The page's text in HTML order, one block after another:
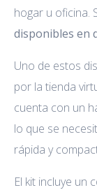
hogar u oficina.
disponibles en
Uno de estos
por la tienda
cuenta con un
lo que se
rápida y
El kit incluye un